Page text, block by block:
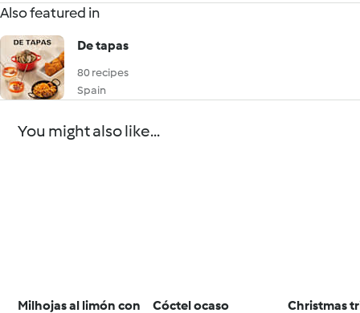
Also featured in
De tapas
80 recipes
Spain
You might also like...
Milhojas al limón con Cóctel ocaso Christmas